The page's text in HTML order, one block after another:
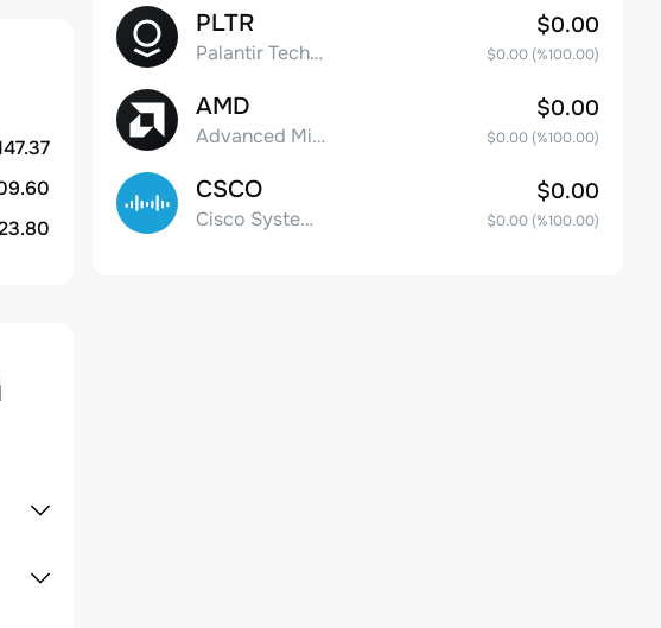
PLTR
Palantir Technologies Inc. Class A Common Stock
$0.00
$0.00(%100.00)
AMD
Advanced Micro Devices
$0.00
$0.00(%100.00)
CSCO
Cisco Systems, Inc. Common Stock (DE)
$0.00
$0.00(%100.00)